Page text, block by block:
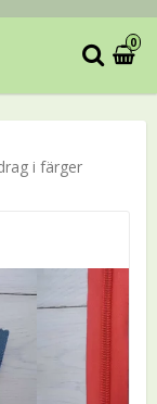
0
i färger